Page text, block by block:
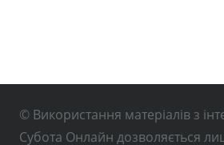
© Використання матеріалів з
Субота Онлайн дозволяється